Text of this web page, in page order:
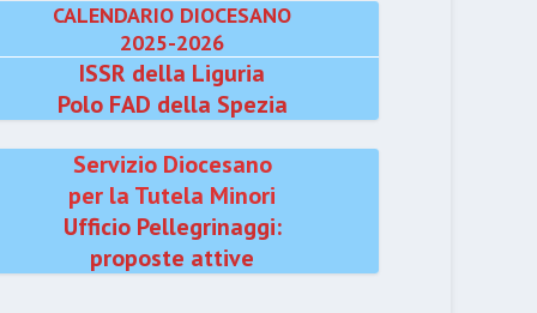
CALENDARIO DIOCESANO
2025-2026
ISSR della Liguria
Polo FAD della Spezia
Servizio Diocesano
per la Tutela Minori
Ufficio Pellegrinaggi:
proposte attive